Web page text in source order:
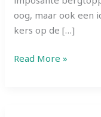
oog, maar ook een
kers op de […]
Laguna
Read More »